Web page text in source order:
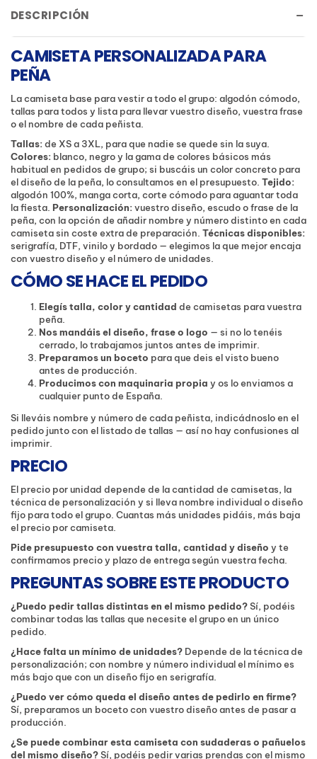
DESCRIPCIÓN
CAMISETA PERSONALIZADA PARA
PEÑA
La camiseta base para vestir a todo el grupo: algodón cómodo,
tallas para todos y lista para llevar vuestro diseño, vuestra frase
o el nombre de cada peñista.
Tallas:de XS a 3XL, para que nadie se quede sin la suya.
Colores: blanco, negro y la gama de colores básicos más
habitual en pedidos de grupo; si buscáis un color concreto para
el diseño de la peña, lo consultamos en el presupuesto. Tejido:
algodón 100%, manga corta, corte cómodo para aguantar toda
la fiesta. Personalización:vuestro diseño, escudo o frase de la
peña, con la opción de añadir nombre y número distinto en cada
camiseta sin coste extra de preparación. Técnicas disponibles:
serigrafía, DTF, vinilo y bordado — elegimos la que mejor encaja
con vuestro diseño y el número de unidades.
CÓMO SE HACE EL PEDIDO
Elegís talla, color y cantidad de camisetas para vuestra
peña.
Nos mandáis el diseño, frase o logo — si no lo tenéis
cerrado, lo trabajamos juntos antes de imprimir.
Preparamos un boceto para que deis el visto bueno
antes de producción.
Producimos con maquinaria propia y os lo enviamos a
cualquier punto de España.
Si lleváis nombre y número de cada peñista, indicádnoslo en el
pedido junto con el listado de tallas — así no hay confusiones al
imprimir.
PRECIO
El precio por unidad depende de la cantidad de camisetas, la
técnica de personalización y si lleva nombre individual o diseño
fijo para todo el grupo. Cuantas más unidades pidáis, más baja
el precio por camiseta.
Pide presupuesto con vuestra talla, cantidad y diseño y te
confirmamos precio y plazo de entrega según vuestra fecha.
PREGUNTAS SOBRE ESTE PRODUCTO
¿Puedo pedir tallas distintas en el mismo pedido?Sí, podéis
combinar todas las tallas que necesite el grupo en un único
pedido.
¿Hace falta un mínimo de unidades? Depende de la técnica de
personalización; con nombre y número individual el mínimo es
más bajo que con un diseño fijo en serigrafía.
¿Puedo ver cómo queda el diseño antes de pedirlo en firme?
Sí, preparamos un boceto con vuestro diseño antes de pasar a
producción.
¿Se puede combinar esta camiseta con sudaderas o pañuelos
del mismo diseño?Sí, podéis pedir varias prendas con el mismo